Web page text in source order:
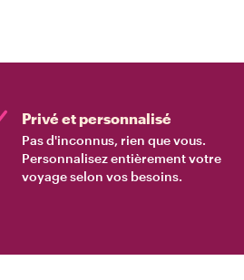
Privé et personnalisé
Pas d'inconnus, rien que vous.
Personnalisez entièrement votre
voyage selon vos besoins.